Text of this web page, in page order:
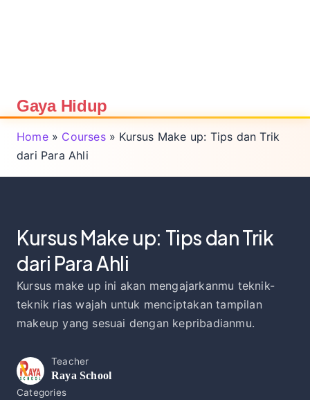
Gaya Hidup
Home» Courses» Kursus Make up: Tips dan Trik
dari Para Ahli
Kursus Make up: Tips dan Trik
dari Para Ahli
Kursus make up ini akan mengajarkanmu teknik-
teknik rias wajah untuk menciptakan tampilan
makeup yang sesuai dengan kepribadianmu.
Teacher
Raya School
Categories